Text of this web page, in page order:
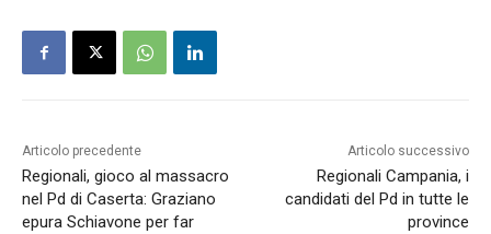
Articolo precedente
Regionali, gioco al massacro
nel Pd di Caserta: Graziano
epura Schiavone per far
Articolo successivo
Regionali Campania, i
candidati del Pd in tutte le
province